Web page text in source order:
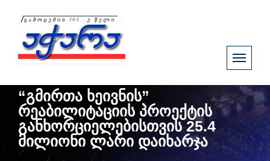
“გმირთა ხეივნის”
რეაბილიტაციის პროექტის
განხორციელებისთვის 25.4
მილიონი ლარი დაიხარჯა